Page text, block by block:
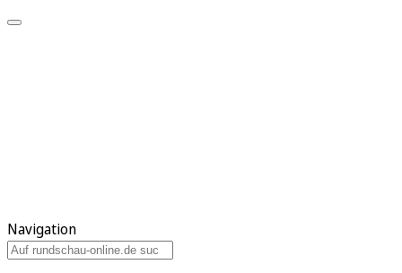
Navigation